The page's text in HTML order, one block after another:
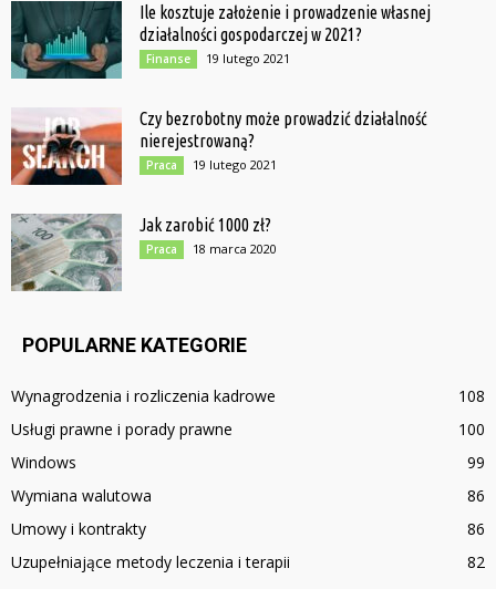
Ile kosztuje założenie i prowadzenie własnej
działalności gospodarczej w 2021?
Finanse 19 lutego 2021
Czy bezrobotny może prowadzić działalność
nierejestrowaną?
Praca 19 lutego 2021
Jak zarobić 1000 zł?
Praca 18 marca 2020
POPULARNE KATEGORIE
Wynagrodzenia i rozliczenia kadrowe
108
Usługi prawne i porady prawne
100
Windows
99
Wymiana walutowa
86
Umowy i kontrakty
86
Uzupełniające metody leczenia i terapii
82